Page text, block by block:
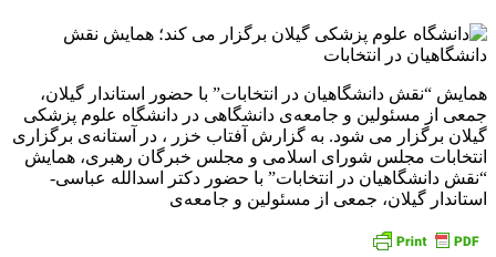
همایش “نقش دانشگاهیان در انتخابات” با حضور استاندار گیلان،
جمعی از مسئولین و جامعه‌ی دانشگاهی در دانشگاه علوم پزشکی
گیلان برگزار می‌ شود. به گزارش آفتاب خزر ، در آستانه‌ی برگزاری
انتخابات مجلس شورای اسلامی و مجلس خبرگان رهبری، همایش
“نقش دانشگاهیان در انتخابات” با حضور دکتر اسدالله عباسی-
استاندار گیلان، جمعی از مسئولین و جامعه‌ی